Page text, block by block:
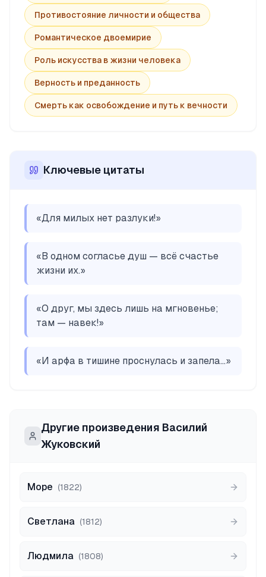
Противостояние личности и общества
Романтическое двоемирие
Роль искусства в жизни человека
Верность и преданность
Смерть как освобождение и путь к вечности
Ключевые цитаты
«Для милых нет разлуки!»
«В одном согласье душ — всё счастье
жизни их.»
«О друг, мы здесь лишь на мгновенье;
там — навек!»
«И арфа в тишине проснулась и запела...»
Другие произведения Василий
Жуковский
Море (1822)
Светлана (1812)
Людмила (1808)